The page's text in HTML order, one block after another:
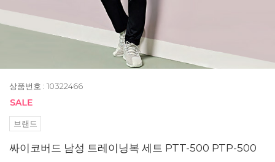
상품번호 : 10322466
브랜드
싸이코버드 남성 트레이닝복 세트 PTT-500 PTP-500